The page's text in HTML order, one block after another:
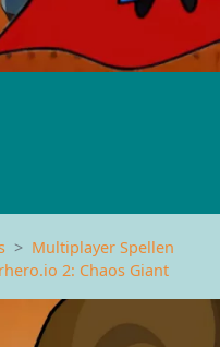
Multiplayer Spellen
2: Chaos Giant